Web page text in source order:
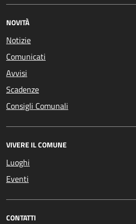
NOVITÀ
Notizie
Comunicati
Avvisi
Scadenze
Consigli Comunali
VIVERE IL COMUNE
Luoghi
Eventi
CONTATTI